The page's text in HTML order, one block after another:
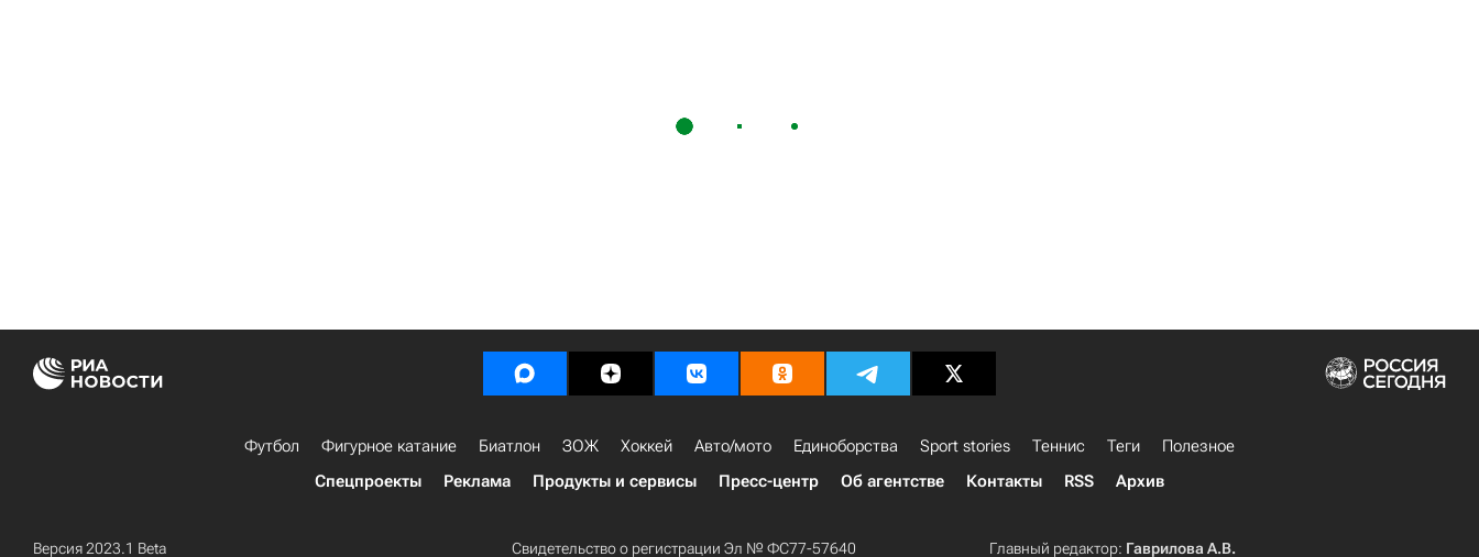
Футбол Фигурное катание Биатлон ЗОЖ Хоккей Авто/мото Единоборства Sport stories Теннис Теги
Полезное
Спецпроекты
Реклама Продукты и сервисы Пресс-центр Об агентстве Контакты RSS Архив
Версия 2023.1 Beta Свидетельство о регистрации Эл № ФС77-57640 Главный редактор: Гаврилова А.В.